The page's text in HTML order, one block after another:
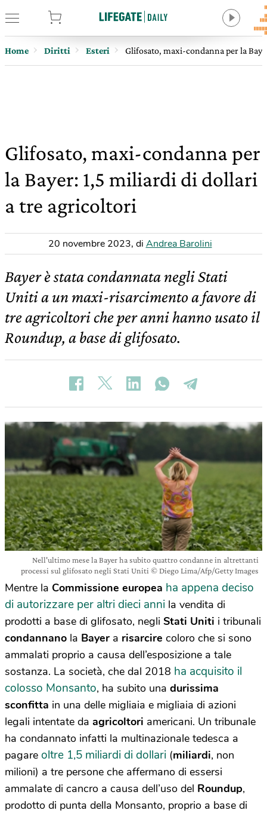
Home Diritti Esteri Glifosato, maxi-condanna per la
Glifosato, maxi-condanna per
la Bayer: 1,5 miliardi di dollari
a tre agricoltori
20 novembre 2023, di Andrea Barolini
Bayer è stata condannata negli Stati
Uniti a un maxi-risarcimento a favore di
tre agricoltori che per anni hanno usato il
Roundup, a base di glifosato.
Nell'ultimo mese la Bayer ha subito quattro condanne in altrettanti
processi sul glifosato negli Stati Uniti © Diego Lima/Afp/Getty Images
Mentre la Commissione europea ha appena deciso
di autorizzare per altri dieci anni la vendita di
prodotti a base di glifosato, negli Stati Uniti i tribunali
condannano la Bayer a risarcire coloro che si sono
ammalati proprio a causa dell’esposizione a tale
sostanza. La società, che dal 2018 ha acquisito il
colosso Monsanto, ha subito una durissima
sconfitta in una delle migliaia e migliaia di azioni
legali intentate da agricoltori americani. Un tribunale
ha condannato infatti la multinazionale tedesca a
pagare oltre 1,5 miliardi di dollari (miliardi, non
milioni) a tre persone che affermano di essersi
ammalate di cancro a causa dell’uso del Roundup,
prodotto di punta della Monsanto, proprio a base di